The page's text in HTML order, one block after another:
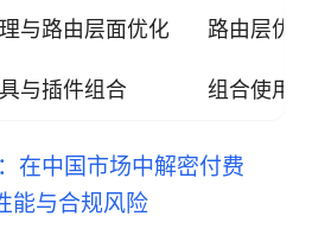
与路由层面优化 路由层优
与插件组合 组合使用
在中国市场中解密付费
能与合规风险